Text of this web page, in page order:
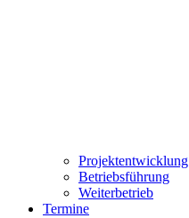
Projektentwicklung
Betriebsführung
Weiterbetrieb
Termine